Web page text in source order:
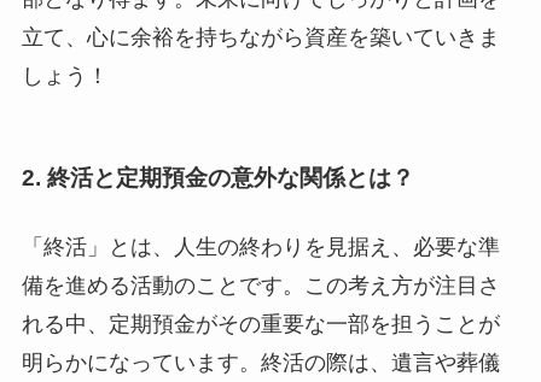
立て、心に余裕を持ちながら資産を築いていきま
しょう！
2. 終活と定期預金の意外な関係とは？
「終活」とは、人生の終わりを見据え、必要な準
備を進める活動のことです。この考え方が注目さ
れる中、定期預金がその重要な一部を担うことが
明らかになっています。終活の際は、遺言や葬儀